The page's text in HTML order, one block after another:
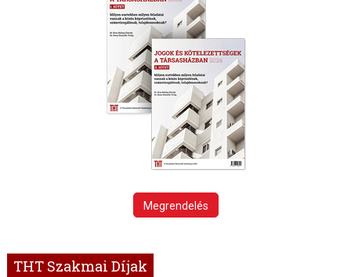
Megrendelés
THT Szakmai Díjak